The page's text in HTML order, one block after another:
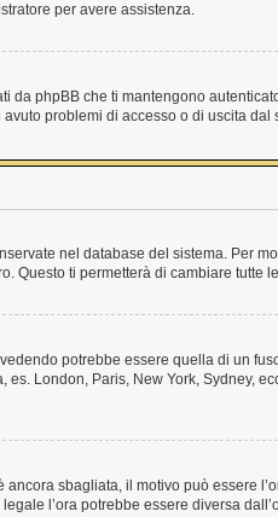
per avere assistenza.
da phpBB che ti mantengono
problemi di accesso o di uscita
nel database del sistema. Per
Questo ti permetterà di cambiare tutte
potrebbe essere quella di un
London, Paris, New York, Sydney,
sbagliata, il motivo può essere
l’ora potrebbe essere diversa